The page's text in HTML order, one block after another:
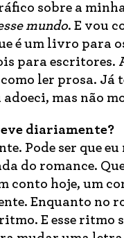
sobre a
mundo. E vou
é um livro para
para escritores.
ler prosa. Já
adoeci, mas não
diariamente?
Pode ser que
do romance.
conto hoje, um
Enquanto no
E esse ritmo